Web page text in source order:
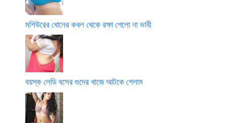
মশিউরের ধোনের কবল থেকে রক্ষা পেলো না ভাবী
বয়স্ক লেডি বসের গুদের খাজে আটকে গেলাম